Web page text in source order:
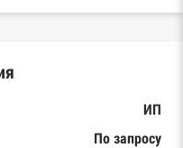
ИП
По запросу